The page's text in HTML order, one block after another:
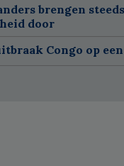
brengen
door
Congo op